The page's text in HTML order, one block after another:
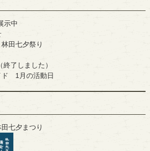
示中
田七夕祭り
了しました）
ド 1月の活動日
七夕まつり